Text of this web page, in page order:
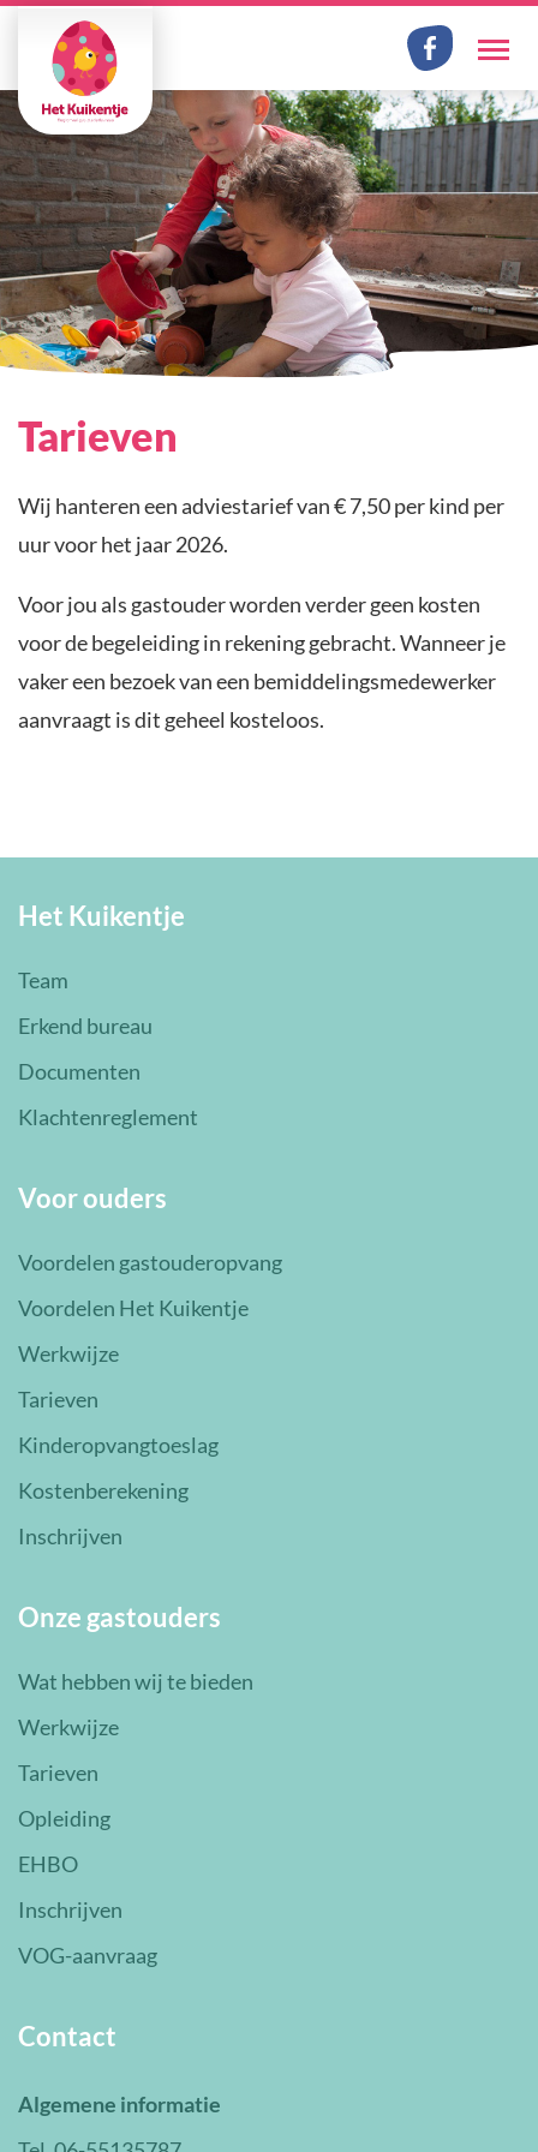
Facebook
Tarieven
Wij hanteren een adviestarief van € 7,50 per kind per
uur voor het jaar 2026.
Voor jou als gastouder worden verder geen kosten
voor de begeleiding in rekening gebracht. Wanneer je
vaker een bezoek van een bemiddelingsmedewerker
aanvraagt is dit geheel kosteloos.
Het Kuikentje
Team
Erkend bureau
Documenten
Klachtenreglement
Voor ouders
Voordelen gastouderopvang
Voordelen Het Kuikentje
Werkwijze
Tarieven
Kinderopvangtoeslag
Kostenberekening
Inschrijven
Onze gastouders
Wat hebben wij te bieden
Werkwijze
Tarieven
Opleiding
EHBO
Inschrijven
VOG-aanvraag
Contact
Algemene informatie